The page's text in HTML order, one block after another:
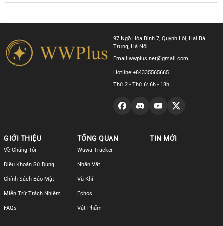
97 Ngõ Hòa Bình 7, Quỳnh Lôi, Hai Bà
Trưng, Hà Nội
Email:wwplus.net@gmail.com
Hotline:+84335565665
Thứ 2 - Thứ 6: 6h - 18h
GIỚI THIỆU
Về Chúng Tôi
Điều Khoản Sử Dụng
Chính Sách Bảo Mật
Miễn Trừ Trách Nhiệm
FAQs
TỔNG QUAN
Wuwa Tracker
Nhân Vật
Vũ Khí
Echos
Vật Phẩm
TIN MỚI